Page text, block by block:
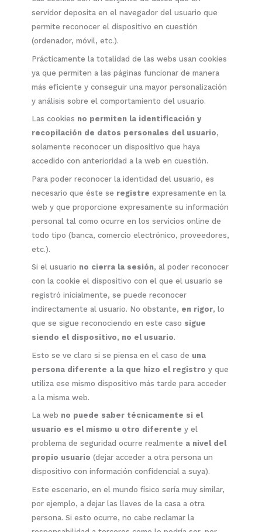
servidor deposita en el navegador del usuario que
permite reconocer el dispositivo en cuestión
(ordenador, móvil, etc.).
Prácticamente la totalidad de las webs usan cookies
ya que permiten a las páginas funcionar de manera
más eficiente y conseguir una mayor personalización
y análisis sobre el comportamiento del usuario.
Las cookies no permiten la identificación y
recopilación de datos personales del usuario,
solamente reconocer un dispositivo que haya
accedido con anterioridad a la web en cuestión.
Para poder reconocer la identidad del usuario, es
necesario que éste se registre expresamente en la
web y que proporcione expresamente su información
personal tal como ocurre en los servicios online de
todo tipo (banca, comercio electrónico, proveedores,
etc.).
Si el usuario no cierra la sesión, al poder reconocer
con la cookie el dispositivo con el que el usuario se
registró inicialmente, se puede reconocer
indirectamente al usuario. No obstante, en rigor, lo
que se sigue reconociendo en este caso sigue
siendo el dispositivo, no el usuario.
Esto se ve claro si se piensa en el caso de una
persona diferente a la que hizo el registro y que
utiliza ese mismo dispositivo más tarde para acceder
a la misma web.
La web no puede saber técnicamente si el
usuario es el mismo u otro diferente y el
problema de seguridad ocurre realmente a nivel del
propio usuario (dejar acceder a otra persona un
dispositivo con información confidencial a suya).
Este escenario, en el mundo físico sería muy similar,
por ejemplo, a dejar las llaves de la casa a otra
persona. Si esto ocurre, no cabe reclamar la